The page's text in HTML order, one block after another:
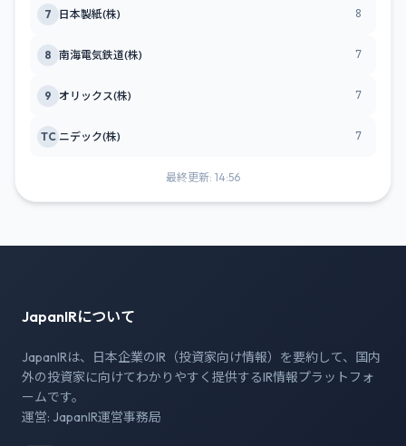
7 日本製紙(株) 8
8 南海電気鉄道(株) 7
9 オリックス(株) 7
TC ニデック(株) 7
最終更新: 14:56
JapanIRについて
JapanIRは、日本企業のIR（投資家向け情報）を要約して、国内
外の投資家に向けてわかりやすく提供するIR情報プラットフォ
ームです。
運営: JapanIR運営事務局